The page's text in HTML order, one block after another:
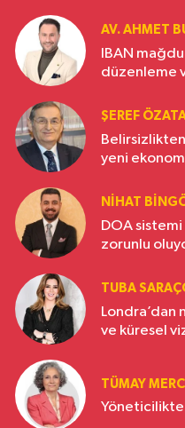
AV. AHMET
IBAN
düzenleme
ŞEREF
yeni
NIHAT
DOA
zorunlu
TUBA
Londra’dan
ve küresel
TÜMAY